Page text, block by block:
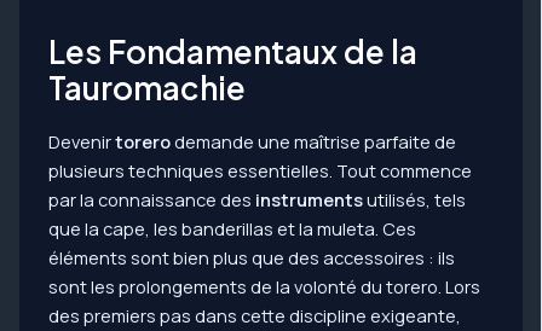
Les Fondamentaux de la
Tauromachie
Devenirtorerodemande une maîtrise parfaite de
plusieurs techniques essentielles. Tout commence
par la connaissance des instrumentsutilisés, tels
que la cape, les banderillas et la muleta. Ces
éléments sont bien plus que des accessoires : ils
sont les prolongements de la volonté du torero. Lors
des premiers pas dans cette discipline exigeante,